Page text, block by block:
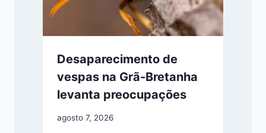
Desaparecimento de
vespas na Grã-Bretanha
levanta preocupações
agosto 7, 2026